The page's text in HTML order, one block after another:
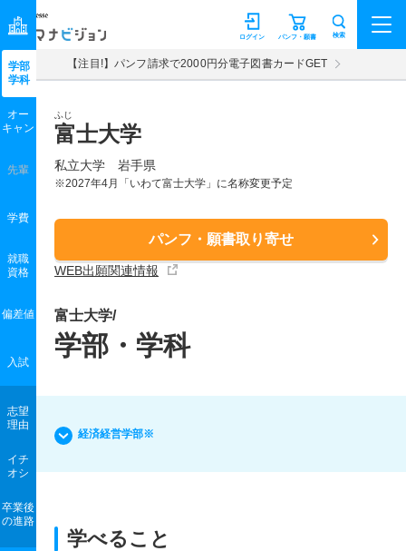
マナビジョン パンフ・願書
ログイン 検索
【注目!】パンフ請求で2000円分電子図書カードGET
ふじ
富士大学
私立大学 岩手県
※2027年4月「いわて富士大学」に名称変更予定
パンフ・願書取り寄せ
WEB出願関連情報
学部
学科
オー
キャン
先輩
学費
就職
資格
偏差値
入試
志望
理由
イチ
オシ
卒業後
の進路
富士大学/
学部・学科
経済経営学部※
学べること